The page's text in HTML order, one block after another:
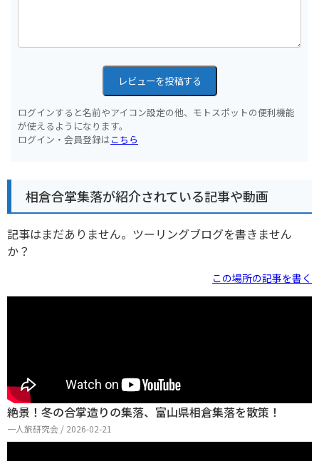
レビューを投稿する
ログインすると名前やアイコン設定の他、モトスポットの便利機能
が使えるようになります。
ログイン・会員登録はこちら
相倉合掌集落が紹介されている記事や動画
記事はまだありません。ツーリングブログを書きません
か？
この場所の記事を書く
絶景！冬の合掌造りの集落、富山県相倉集落を散策！
一人旅研究会 / 2026-02-21